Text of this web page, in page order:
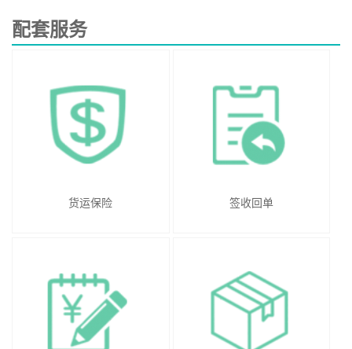
配套服务
货运保险 签收回单